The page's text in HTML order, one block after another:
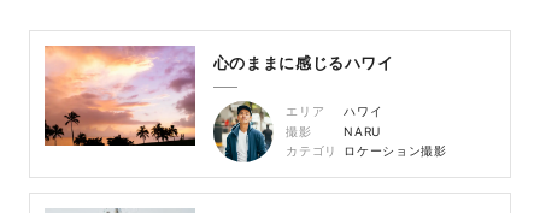
心のままに感じるハワイ
エリア
ハワイ
撮影
NARU
カテゴリ
ロケーション撮影